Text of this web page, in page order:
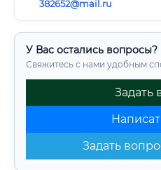
382652@mail.ru
У Вас остались вопросы?
Свяжитесь с нами удобным
Задать
Задать